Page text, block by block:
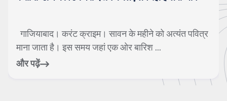
गाजियाबाद। करंट क्राइम। सावन के महीने को अत्यंत पवित्र
माना जाता है। इस समय जहां एक ओर बारिश ...
और पढ़ें